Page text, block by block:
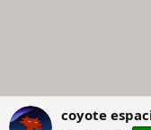
coyote